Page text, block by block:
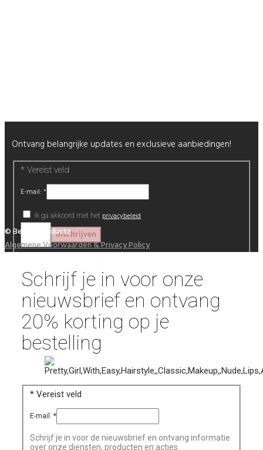
Ontvang belangrijke updates en exclusieve aanbiedingen!
* Vereist veld
E-mail:*
Ik ga akkoord met het privacybeleid
© Beautyproductz
Algemene Voorwaarden & Privacy Policy
Schrijf je in voor onze
nieuwsbrief en ontvang
20% korting op je
bestelling
* Vereist veld
E-mail:*
Schrijf je in voor de nieuwsbrief en ontvang informatie
over onze diensten, producten en acties.